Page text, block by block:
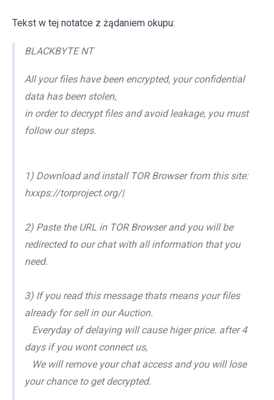
Tekst w tej notatce z żądaniem okupu:
BLACKBYTE NT
All your files have been encrypted, your confidential
data has been stolen,
in order to decrypt files and avoid leakage, you must
follow our steps.
1) Download and install TOR Browser from this site:
hxxps://torproject.org/|
2) Paste the URL in TOR Browser and you will be
redirected to our chat with all information that you
need.
3) If you read this message thats means your files
already for sell in our Auction.
Everyday of delaying will cause higer price. after 4
days if you wont connect us,
We will remove your chat access and you will lose
your chance to get decrypted.